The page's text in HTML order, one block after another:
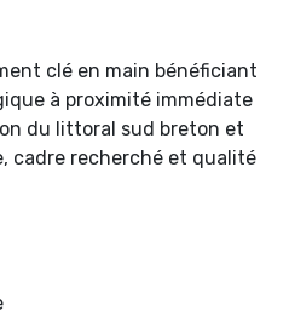
clé en main bénéficiant
à proximité immédiate
du littoral sud breton et
cadre recherché et qualité